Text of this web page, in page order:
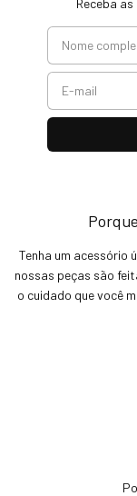
Receba
Tenha um acessório
nossas peças são
o cuidado que você